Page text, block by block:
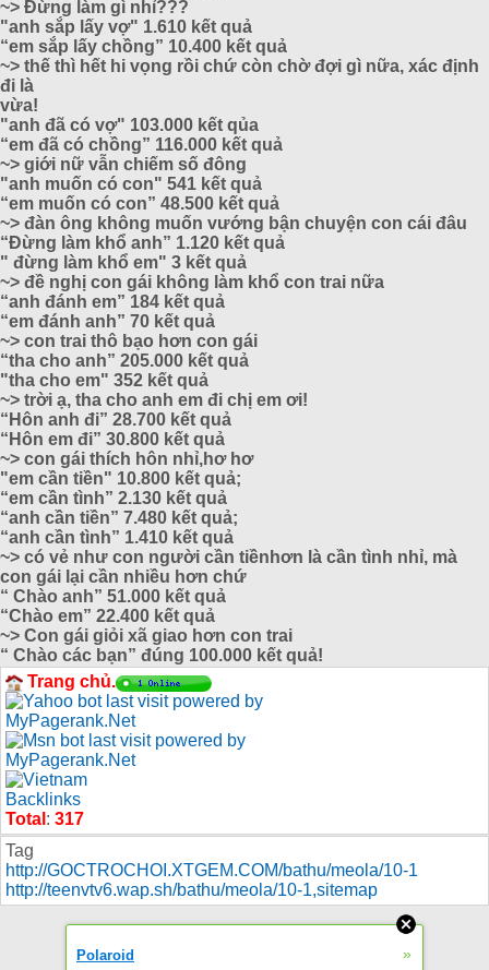
~> Đừng làm gì nhỉ???
"anh sắp lấy vợ" 1.610 kết quả
“em sắp lấy chồng” 10.400 kết quả
~> thế thì hết hi vọng rồi chứ còn chờ đợi gì nữa, xác định
đi là
vừa!
"anh đã có vợ" 103.000 kết qủa
“em đã có chồng” 116.000 kết quả
~> giới nữ vẫn chiếm số đông
"anh muốn có con" 541 kết quả
“em muốn có con” 48.500 kết quả
~> đàn ông không muốn vướng bận chuyện con cái đâu
“Đừng làm khổ anh” 1.120 kết quả
" đừng làm khổ em" 3 kết quả
~> đề nghị con gái không làm khổ con trai nữa
“anh đánh em” 184 kết quả
“em đánh anh” 70 kết quả
~> con trai thô bạo hơn con gái
“tha cho anh” 205.000 kết quả
"tha cho em" 352 kết quả
~> trời ạ, tha cho anh em đi chị em ơi!
“Hôn anh đi” 28.700 kết quả
“Hôn em đi” 30.800 kết quả
~> con gái thích hôn nhỉ,hơ hơ
"em cần tiền" 10.800 kết quả;
“em cần tình” 2.130 kết quả
“anh cần tiền” 7.480 kết quả;
“anh cần tình” 1.410 kết quả
~> có vẻ như con người cần tiềnhơn là cần tình nhỉ, mà
con gái lại cần nhiều hơn chứ
“ Chào anh” 51.000 kết quả
“Chào em” 22.400 kết quả
~> Con gái giỏi xã giao hơn con trai
“ Chào các bạn” đúng 100.000 kết quả!
Trang chủ.
Total : 317
Tag
http://GOCTROCHOI.XTGEM.COM/bathu/meola/10-1
http://teenvtv6.wap.sh/bathu/meola/10-1,sitemap
Polaroid »